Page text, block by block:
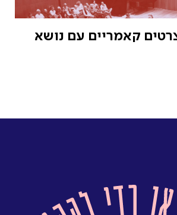
קאמריים עם נושא